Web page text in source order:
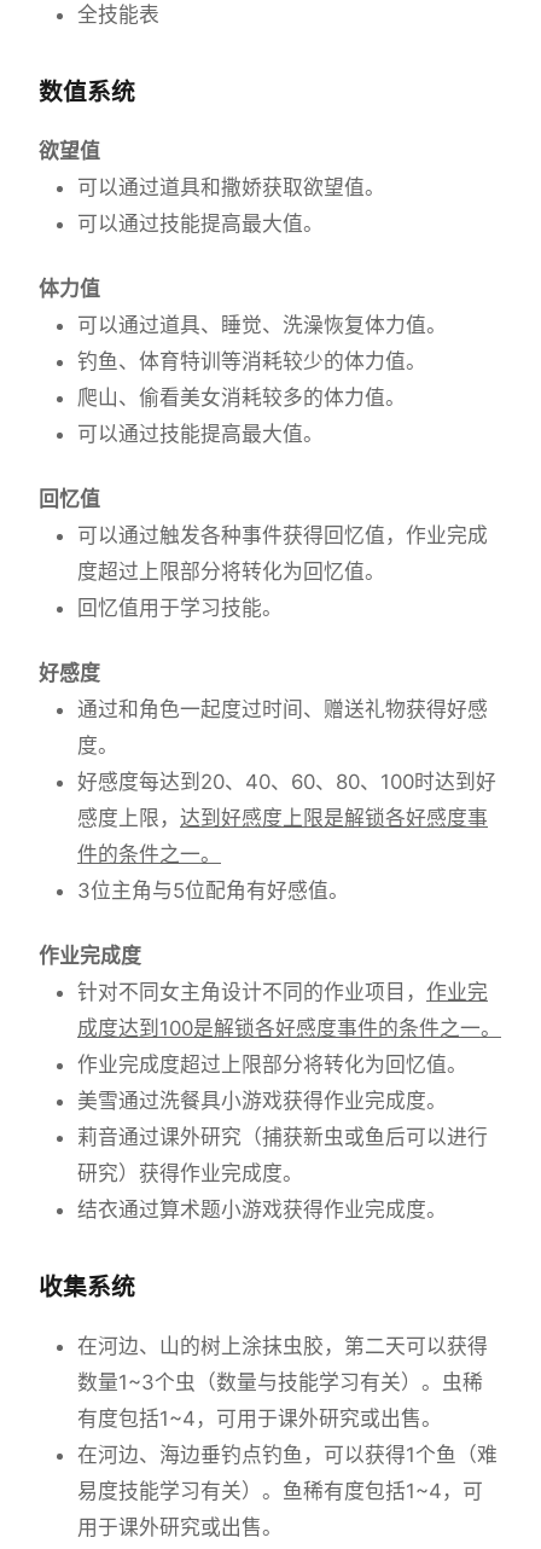
全技能表
数值系统
欲望值
可以通过道具和撒娇获取欲望值。
可以通过技能提高最大值。
体力值
可以通过道具、睡觉、洗澡恢复体力值。
钓鱼、体育特训等消耗较少的体力值。
爬山、偷看美女消耗较多的体力值。
可以通过技能提高最大值。
回忆值
可以通过触发各种事件获得回忆值，作业完成
度超过上限部分将转化为回忆值。
回忆值用于学习技能。
好感度
通过和角色一起度过时间、赠送礼物获得好感
度。
好感度每达到20、40、60、80、100时达到好
感度上限， 达到好感度上限是解锁各好感度事
件的条件之一。
3位主角与5位配角有好感值。
作业完成度
针对不同女主角设计不同的作业项目， 作业完
成度达到100是解锁各好感度事件的条件之一。
作业完成度超过上限部分将转化为回忆值。
美雪通过洗餐具小游戏获得作业完成度。
莉音通过课外研究（捕获新虫或鱼后可以进行
研究）获得作业完成度。
结衣通过算术题小游戏获得作业完成度。
收集系统
在河边、山的树上涂抹虫胶，第二天可以获得
数量1~3个虫（数量与技能学习有关）。虫稀
有度包括1~4，可用于课外研究或出售。
在河边、海边垂钓点钓鱼，可以获得1个鱼（难
易度技能学习有关）。鱼稀有度包括1~4，可
用于课外研究或出售。